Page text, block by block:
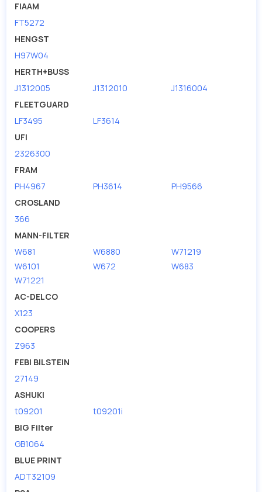
FIAAM
FT5272
HENGST
H97W04
HERTH+BUSS
J1312005
J1312010
J1316004
FLEETGUARD
LF3495
LF3614
UFI
2326300
FRAM
PH4967
PH3614
PH9566
CROSLAND
366
MANN-FILTER
W681
W6880
W71219
W6101
W672
W683
W71221
AC-DELCO
X123
COOPERS
Z963
FEBI BILSTEIN
27149
ASHUKI
t09201
t09201i
BIG Filter
GB1064
BLUE PRINT
ADT32109